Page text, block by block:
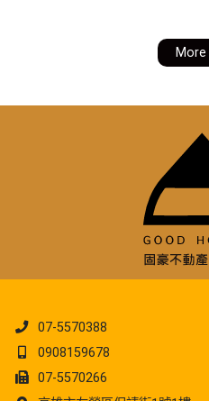
More
07-5570388
0908159678
07-5570266